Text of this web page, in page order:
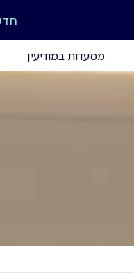
מסעדות במודיעין